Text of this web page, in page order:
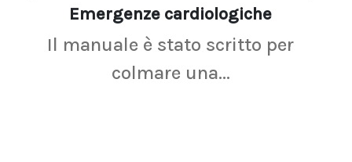
Emergenze cardiologiche
Il manuale è stato scritto per
colmare una...